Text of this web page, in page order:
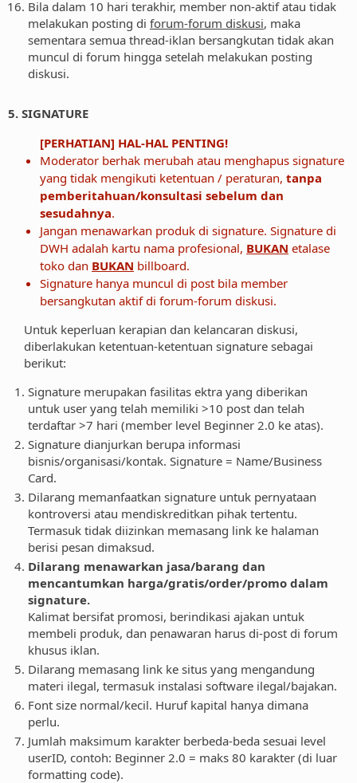
Bila dalam 10 hari terakhir, member non-aktif atau tidak
melakukan posting di forum-forum diskusi, maka
sementara semua thread-iklan bersangkutan tidak akan
muncul di forum hingga setelah melakukan posting
diskusi.
5. SIGNATURE
[PERHATIAN] HAL-HAL PENTING!
Moderator berhak merubah atau menghapus signature
yang tidak mengikuti ketentuan / peraturan, tanpa
pemberitahuan/konsultasi sebelum dan
sesudahnya.
Jangan menawarkan produk di signature. Signature di
DWH adalah kartu nama profesional, BUKAN etalase
toko dan BUKAN billboard.
Signature hanya muncul di post bila member
bersangkutan aktif di forum-forum diskusi.
Untuk keperluan kerapian dan kelancaran diskusi,
diberlakukan ketentuan-ketentuan signature sebagai
berikut:
Signature merupakan fasilitas ektra yang diberikan
untuk user yang telah memiliki >10 post dan telah
terdaftar >7 hari (member level Beginner 2.0 ke atas).
Signature dianjurkan berupa informasi
bisnis/organisasi/kontak. Signature = Name/Business
Card.
Dilarang memanfaatkan signature untuk pernyataan
kontroversi atau mendiskreditkan pihak tertentu.
Termasuk tidak diizinkan memasang link ke halaman
berisi pesan dimaksud.
Dilarang menawarkan jasa/barang dan
mencantumkan harga/gratis/order/promo dalam
signature.
Kalimat bersifat promosi, berindikasi ajakan untuk
membeli produk, dan penawaran harus di-post di forum
khusus iklan.
Dilarang memasang link ke situs yang mengandung
materi ilegal, termasuk instalasi software ilegal/bajakan.
Font size normal/kecil. Huruf kapital hanya dimana
perlu.
Jumlah maksimum karakter berbeda-beda sesuai level
userID, contoh: Beginner 2.0 = maks 80 karakter (di luar
formatting code).